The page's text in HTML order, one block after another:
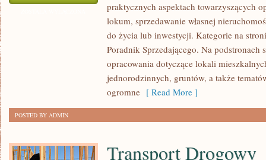
NIERUCHOMOŚCI
praktycznych aspektach towarzyszących
lokum, sprzedawanie własnej
do życia lub inwestycji. Kategorie na
Poradnik Sprzedającego. Na
opracowania dotyczące lokali
jednorodzinnych, gruntów, a także
ogromne [ Read More ]
POSTED BY ADMIN
Transport Drogowy